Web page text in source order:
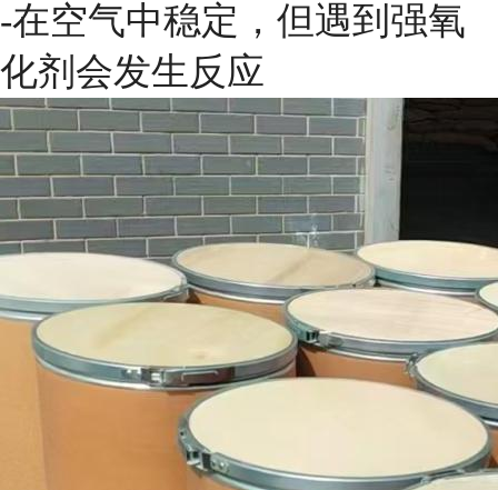
-在空气中稳定，但遇到强氧
化剂会发生反应